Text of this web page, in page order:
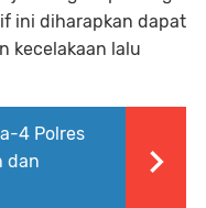
ini diharapkan dapat
kecelakaan lalu
4 Polres
dan